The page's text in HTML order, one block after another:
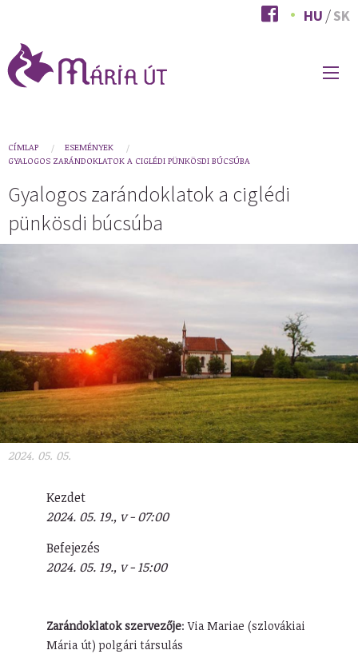
tartalomra
HU SK
You
here
CÍMLAP
ESEMÉNYEK
GYALOGOS ZARÁNDOKLATOK A CIGLÉDI PÜNKÖSDI BÚCSÚBA
Gyalogos zarándoklatok a ciglédi
pünkösdi búcsúba
2024. 05. 05.
Kezdet
2024. 05. 19., v - 07:00
Befejezés
2024. 05. 19., v - 15:00
Zarándoklatok szervezője: Via Mariae (szlovákiai
Mária út) polgári társulás